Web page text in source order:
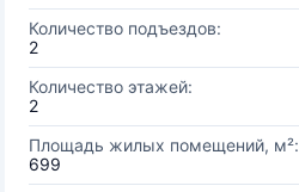
Количество подъездов:
2
Количество этажей:
2
Площадь жилых помещений, м²:
699